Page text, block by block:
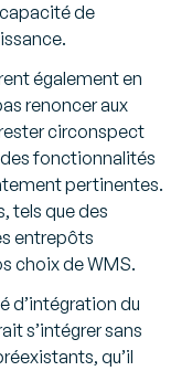
de
également en
renoncer aux
circonspect
fonctionnalités
pertinentes.
tels que des
entrepôts
choix de WMS.
d’intégration du
s’intégrer sans
qu’il